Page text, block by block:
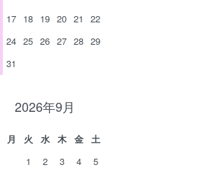
17 18 19 20 21
22
24 25 26 27 28 29
31
2026年9月
月 火 水 木 金
土
1
2 3 4
5